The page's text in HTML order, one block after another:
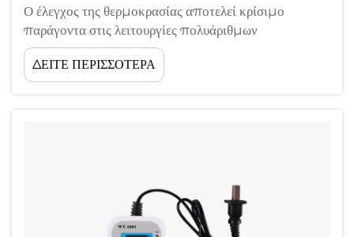
Ο έλεγχος της θερμοκρασίας αποτελεί κρίσιμο
παράγοντα στις λειτουργίες πολυάριθμων
βιομηχανιών, από την επεξεργασία τροφίμων και τη
φαρμακευτική παραγωγή μέχρι την ερευνητική
δραστηριότητα σε εργαστήρια και τα συστήματα
ΔΕΙΤΕ ΠΕΡΙΣΣΟΤΕΡΑ